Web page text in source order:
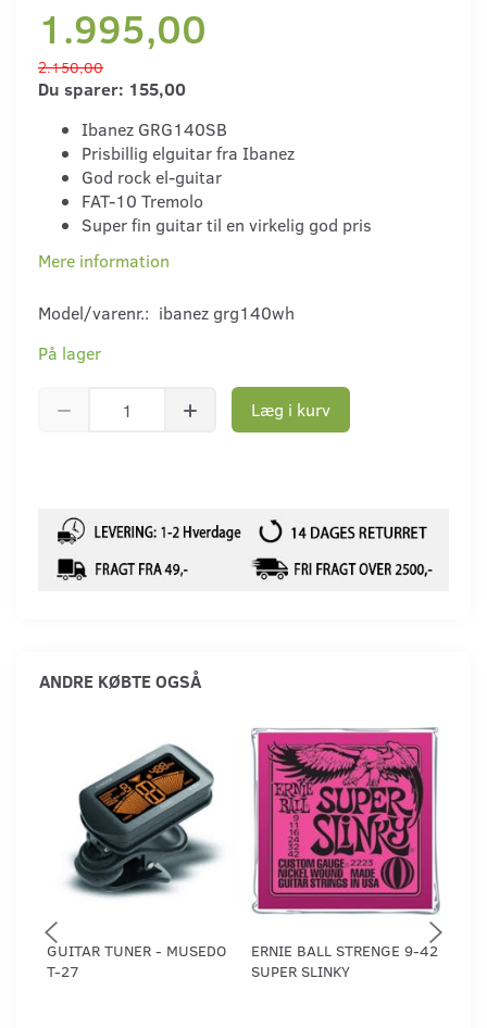
1.995,00
2.150,00
Du sparer: 155,00
Ibanez GRG140SB
Prisbillig elguitar fra Ibanez
God rock el-guitar
FAT-10 Tremolo
Super fin guitar til en virkelig god pris
Mere information
Model/varenr.: ibanez grg140wh
På lager
Læg i kurv
ANDRE KØBTE OGSÅ
GUITAR TUNER - MUSEDO
T-27
ERNIE BALL STRENGE 9-42
SUPER SLINKY